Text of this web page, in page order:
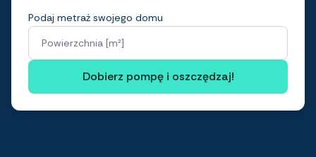
Podaj metraż swojego domu
Powierzchnia [m²]
Dobierz pompę i oszczędzaj!